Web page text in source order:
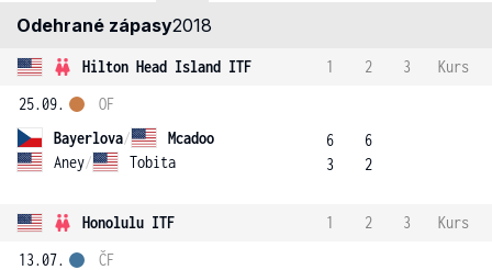
Odehrané zápasy2018
Hilton Head Island ITF 1 2 3
Kurs
25.09.
Bayerlova/
Mcadoo
Aney/ Tobita
OF
6
3
6
2
Honolulu ITF 1 2 3
Kurs
13.07.
ČF